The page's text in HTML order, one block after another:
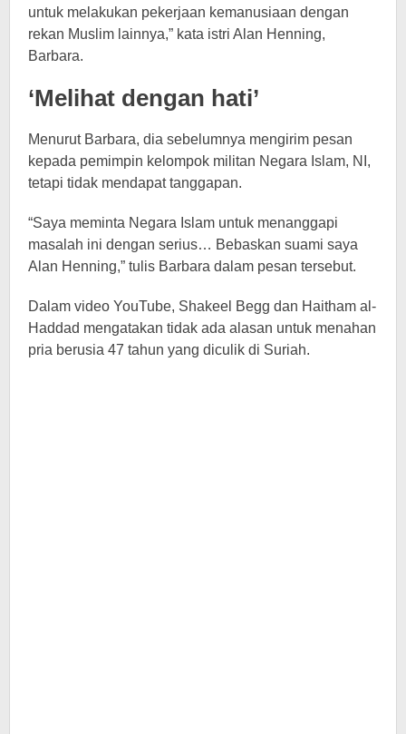
untuk melakukan pekerjaan kemanusiaan dengan
rekan Muslim lainnya,” kata istri Alan Henning,
Barbara.
‘Melihat dengan hati’
Menurut Barbara, dia sebelumnya mengirim pesan
kepada pemimpin kelompok militan Negara Islam, NI,
tetapi tidak mendapat tanggapan.
“Saya meminta Negara Islam untuk menanggapi
masalah ini dengan serius… Bebaskan suami saya
Alan Henning,” tulis Barbara dalam pesan tersebut.
Dalam video YouTube, Shakeel Begg dan Haitham al-
Haddad mengatakan tidak ada alasan untuk menahan
pria berusia 47 tahun yang diculik di Suriah.